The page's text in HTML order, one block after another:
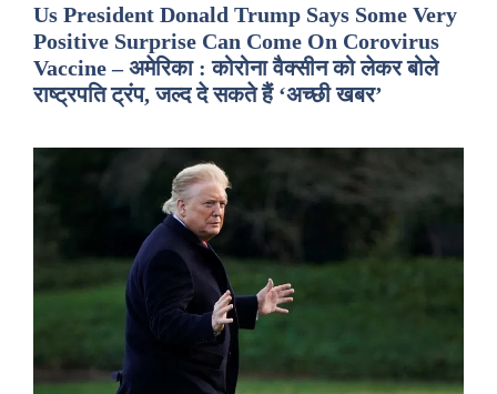
Us President Donald Trump Says Some Very
Positive Surprise Can Come On Corovirus
Vaccine – अमेरिका : कोरोना वैक्सीन को लेकर बोले
राष्ट्रपति ट्रंप, जल्द दे सकते हैं ‘अच्छी खबर’